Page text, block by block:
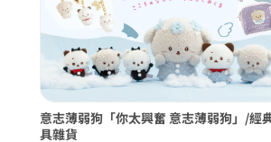
意志薄弱狗「你太興奮 意志薄弱狗」/經
具雜貨